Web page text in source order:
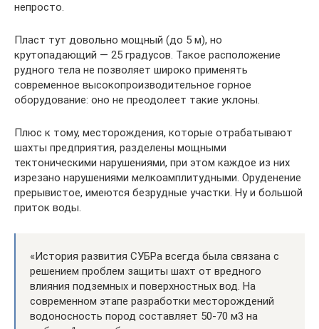
непросто.
Пласт тут довольно мощный (до 5 м), но
крутопадающий — 25 градусов. Такое расположение
рудного тела не позволяет широко применять
современное высокопроизводительное горное
оборудование: оно не преодолеет такие уклоны.
Плюс к тому, месторождения, которые отрабатывают
шахты предприятия, разделены мощными
тектоническими нарушениями, при этом каждое из них
изрезано нарушениями мелкоамплитудными. Оруденение
прерывистое, имеются безрудные участки. Ну и большой
приток воды.
«История развития СУБРа всегда была связана с
решением проблем защиты шахт от вредного
влияния подземных и поверхностных вод. На
современном этапе разработки месторождений
водоносность пород составляет 50-70 м3 на